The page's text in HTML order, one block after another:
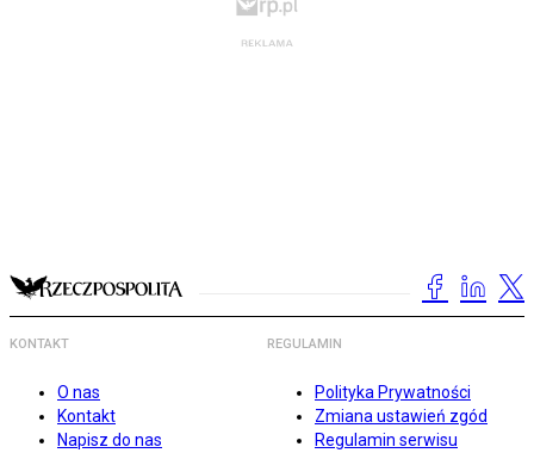
KONTAKT
O nas
Kontakt
Napisz do nas
REGULAMIN
Polityka Prywatności
Zmiana ustawień zgód
Regulamin serwisu